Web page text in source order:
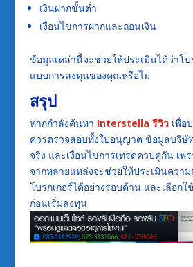
เงินฝากขั้นต่ำ
เงื่อนไขการฝากและถอนเงิน
ข้อมูลเหล่านี้จะช่วยให้ประเมินได้ว่าโบ
แบบการลงทุนของคุณหรือไม่
สรุป
หากกำลังค้นหา Interstella รีวิวเพื่อ
ควรตรวจสอบทั้งใบอนุญาต ข้อมูลบริษั
จริง และเงื่อนไขการเทรดควบคู่กัน เพ
จากหลายแหล่งจะช่วยให้ประเมินควา
โบรกเกอร์ได้อย่างรอบด้าน และเลือกใ
ก่อนเริ่มลงทุน